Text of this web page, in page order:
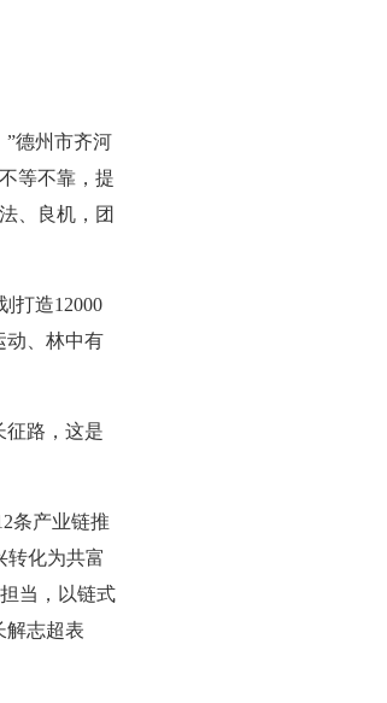
德州市齐河
等不靠，提
、良机，团
打造12000
动、林中有
征路，这是
条产业链推
转化为共富
当，以链式
解志超表